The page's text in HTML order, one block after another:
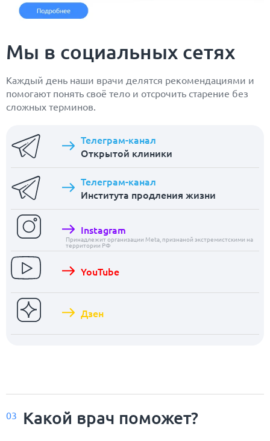
Мы в социальных сетях
Каждый день наши врачи делятся рекомендациями и
помогают понять своё тело и отсрочить старение без
сложных терминов.
Телеграм-канал
Открытой клиники
Телеграм-канал
Института продления жизни
Instagram
Принадлежит организации Meta, признаной экстремистскими на
территории РФ
YouTube
Дзен
03 Какой врач поможет?